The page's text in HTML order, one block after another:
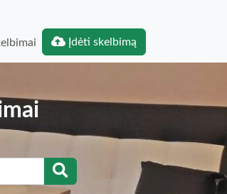
Įdėti skelbimą